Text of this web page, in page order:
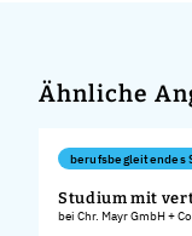
Ähnliche
berufsbegleitendes
Studium mit
bei Chr. Mayr GmbH +